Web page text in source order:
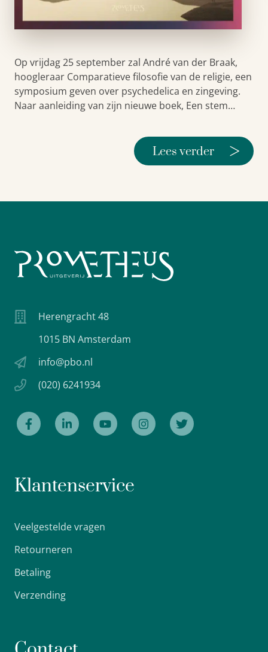
Op vrijdag 25 september zal André van der Braak,
hoogleraar Comparatieve filosofie van de religie, een
symposium geven over psychedelica en zingeving.
Naar aanleiding van zijn nieuwe boek, Een stem…
Lees verder >
Herengracht 48
1015 BN Amsterdam
info@pbo.nl
(020) 6241934
Klantenservice
Veelgestelde vragen
Retourneren
Betaling
Verzending